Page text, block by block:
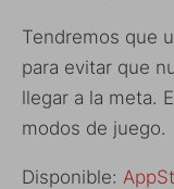
Tendremos que
para evitar que
llegar a la meta.
modos de juego.
Disponible: